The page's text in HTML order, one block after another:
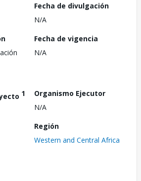
Fecha de divulgación
N/A
Fecha de vigencia
N/A
1
Organismo Ejecutor
N/A
Región
Western and Central Africa